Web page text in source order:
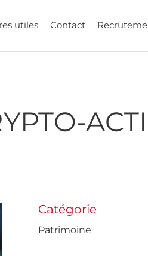
utiles Contact
Catégorie
Patrimoine